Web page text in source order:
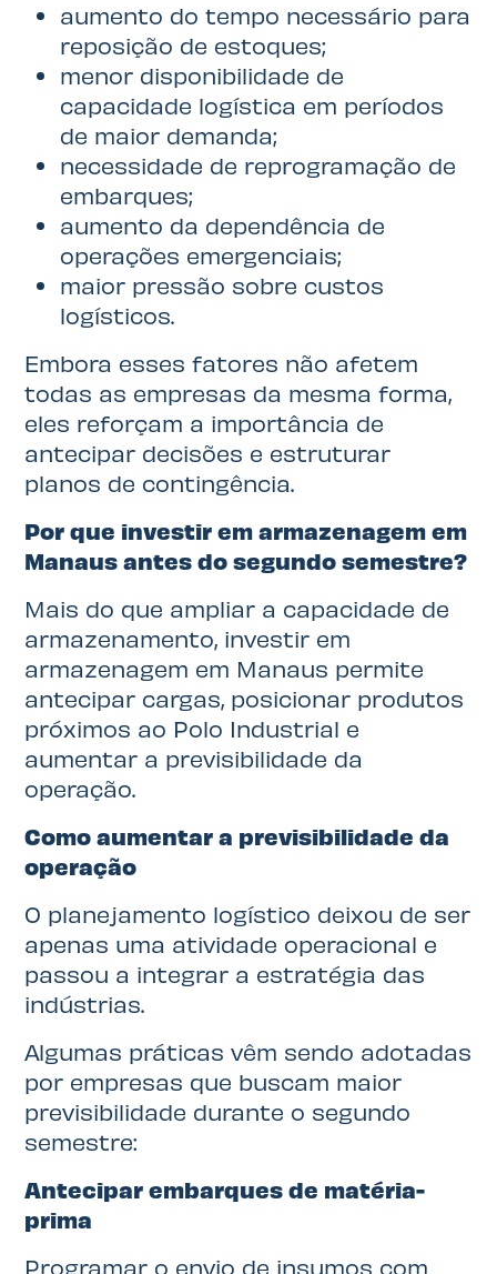
aumento do tempo necessário para
reposição de estoques;
menor disponibilidade de
capacidade logística em períodos
de maior demanda;
necessidade de reprogramação de
embarques;
aumento da dependência de
operações emergenciais;
maior pressão sobre custos
logísticos.
Embora esses fatores não afetem
todas as empresas da mesma forma,
eles reforçam a importância de
antecipar decisões e estruturar
planos de contingência.
Por que investir em armazenagem em
Manaus antes do segundo semestre?
Mais do que ampliar a capacidade de
armazenamento, investir em
armazenagem em Manaus permite
antecipar cargas, posicionar produtos
próximos ao Polo Industrial e
aumentar a previsibilidade da
operação.
Como aumentar a previsibilidade da
operação
O planejamento logístico deixou de ser
apenas uma atividade operacional e
passou a integrar a estratégia das
indústrias.
Algumas práticas vêm sendo adotadas
por empresas que buscam maior
previsibilidade durante o segundo
semestre:
Antecipar embarques de matéria-
prima
Programar o envio de insumos com